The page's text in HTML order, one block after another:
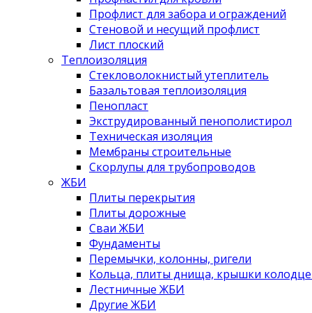
Профлист для забора и ограждений
Стеновой и несущий профлист
Лист плоский
Теплоизоляция
Стекловолокнистый утеплитель
Базальтовая теплоизоляция
Пенопласт
Экструдированный пенополистирол
Техническая изоляция
Мембраны строительные
Скорлупы для трубопроводов
ЖБИ
Плиты перекрытия
Плиты дорожные
Сваи ЖБИ
Фундаменты
Перемычки, колонны, ригели
Кольца, плиты днища, крышки
Лестничные ЖБИ
Другие ЖБИ